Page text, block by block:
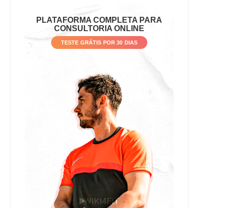
PLATAFORMA COMPLETA PARA
CONSULTORIA ONLINE
TESTE GRÁTIS POR 30 DIAS